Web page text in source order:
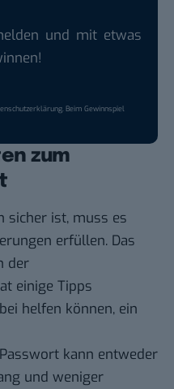
und mit etwas
. Beim Gewinnspiel
zum
sicher ist, muss es
erfüllen. Das
der
einige Tipps
helfen können, ein
kann entweder
und weniger